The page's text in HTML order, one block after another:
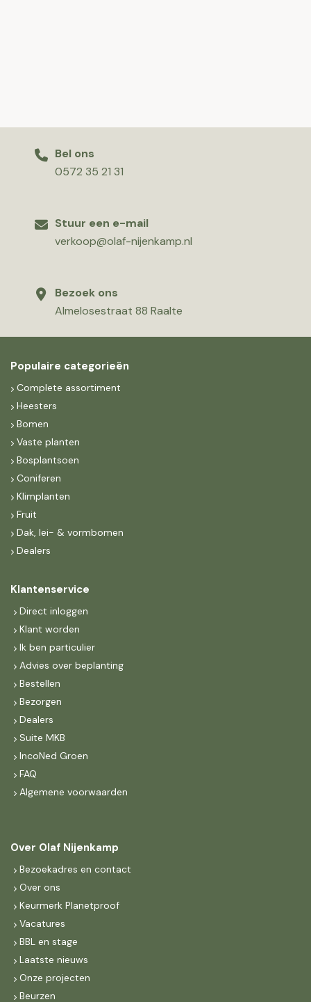
Bel ons
0572 35 21 31
Stuur een e-mail
verkoop@olaf-nijenkamp.nl
Bezoek ons
Almelosestraat 88 Raalte
Populaire categorieën
Complete assortiment
Heesters
Bomen
Vaste planten
Bosplantsoen
Coniferen
Klimplanten
Fruit
Dak, lei- & vormbomen
Dealers
Klantenservice
Direct inloggen
Klant worden
Ik ben particulier
Advies over beplanting
Bestellen
Bezorgen
Dealers
Suite MKB
IncoNed Groen
FAQ
Algemene voorwaarden
Over Olaf Nijenkamp
Bezoekadres en contact
Over ons
Keurmerk Planetproof
Vacatures
BBL en stage
Laatste nieuws
Onze projecten
Beurzen